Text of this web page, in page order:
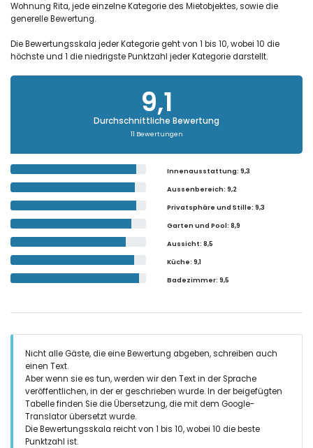
Wohnung Rita, jede einzelne Kategorie des Mietobjektes, sowie die
generelle Bewertung.
Die Bewertungsskala jeder Kategorie geht von 1 bis 10, wobei 10 die
höchste und 1 die niedrigste Punktzahl jeder Kategorie darstellt.
9,1
Durchschnittliche Bewertung
11 Bewertungen
Innenausstattung: 9,3
Aussenbereich: 9,2
Privatsphäre und Stille: 9,3
Garten und Pool: 8,9
Aussicht: 8,5
Küche: 9,1
Badezimmer: 9,5
Nicht alle Gäste, die eine Bewertung abgeben, schreiben auch
einen Text.
Aber wenn sie es tun, werden wir den Text in der Sprache
veröffentlichen, in der er geschrieben wurde. In der beigefügten
Tabelle finden Sie die Übersetzung, die mit dem Google-
Translator übersetzt wurde.
Die Bewertungsskala reicht von 1 bis 10, wobei 10 die beste
Punktzahl ist.